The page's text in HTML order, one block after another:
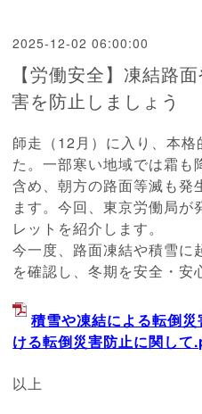
2025-12-02 06:00:00
【労働安全】凍結路
害を防止しましょう
師走（12月）に入り、本
た。一部寒い地域では霜も
含め、朝方の路面等滅も発
ます。今回、東京労働局が
レットを紹介します。
今一度、路面凍結や積雪に
を確認し、冬期を安全・安
積雪や凍結による転倒
ける転倒災害防止に関して
以上